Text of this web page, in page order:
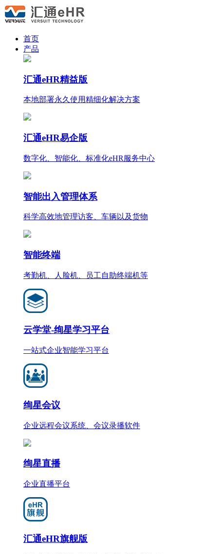
首页
产品
汇通eHR精益版
本地部署永久使用精细化解决方案
汇通eHR易企版
数字化、智能化、标准化eHR服务中心
智能出入管理体系
科学高效地管理访客、车辆以及货物
智能终端
考勤机、人脸机、员工自助终端机等
云学堂-绚星学习平台
一站式企业智能学习平台
绚星会议
企业远程会议系统、会议录播软件
绚星直播
企业直播平台
汇通eHR旗舰版